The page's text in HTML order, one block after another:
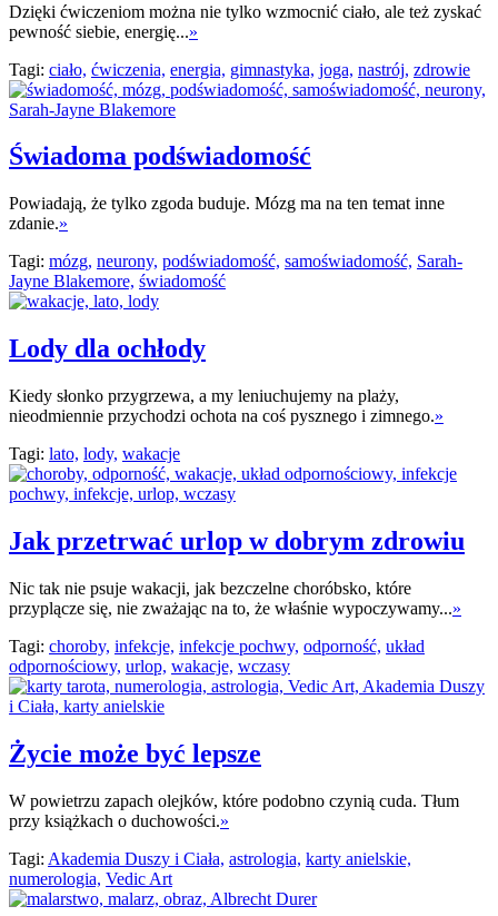
Dzięki ćwiczeniom można nie tylko wzmocnić ciało, ale też zyskać
pewność siebie, energię...»
Tagi: ciało, ćwiczenia, energia, gimnastyka, joga, nastrój, zdrowie
Świadoma podświadomość
Powiadają, że tylko zgoda buduje. Mózg ma na ten temat inne
zdanie.»
Tagi: mózg, neurony, podświadomość, samoświadomość, Sarah-
Jayne Blakemore, świadomość
Lody dla ochłody
Kiedy słonko przygrzewa, a my leniuchujemy na plaży,
nieodmiennie przychodzi ochota na coś pysznego i zimnego.»
Tagi: lato, lody, wakacje
Jak przetrwać urlop w dobrym zdrowiu
Nic tak nie psuje wakacji, jak bezczelne choróbsko, które
przyplącze się, nie zważając na to, że właśnie wypoczywamy...»
Tagi: choroby, infekcje, infekcje pochwy, odporność, układ
odpornościowy, urlop, wakacje, wczasy
Życie może być lepsze
W powietrzu zapach olejków, które podobno czynią cuda. Tłum
przy książkach o duchowości.»
Tagi: Akademia Duszy i Ciała, astrologia, karty anielskie,
numerologia, Vedic Art